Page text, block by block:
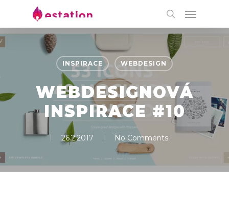
INSPIRACE WEBDESIGN
WEBDESIGNOVÁ
INSPIRACE #10
26.2.2017 No Comments